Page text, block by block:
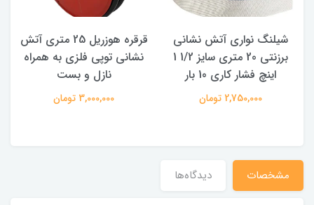
شیلنگ نواری آتش نشانی
برزنتی 20 متری سایز 1/2 1
اینچ فشار کاری 10 بار
2,750,000 تومان
قرقره هوزریل 25 متری آتش
نشانی توپی فلزی به همراه
نازل و بست
3,000,000 تومان
مشخصات دیدگاه‌ها